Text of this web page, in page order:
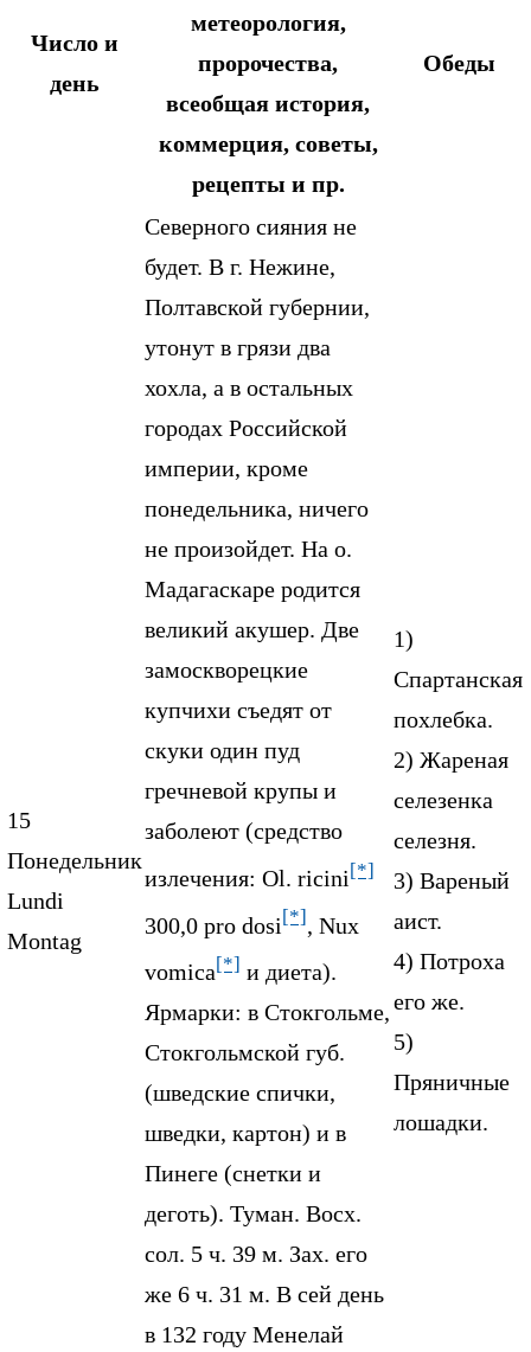
Число и
день
метеорология,
пророчества,
всеобщая история,
коммерция, советы,
рецепты и пр.
Обеды
15
Понедельник
Lundi
Montag
Северного сияния не
будет. В г. Нежине,
Полтавской губернии,
утонут в грязи два
хохла, а в остальных
городах Российской
империи, кроме
понедельника, ничего
не произойдет. На о.
Мадагаскаре родится
великий акушер. Две
замоскворецкие
купчихи съедят от
скуки один пуд
гречневой крупы и
заболеют (средство
излечения: Ol. ricini[*]
300,0 pro dosi [*]
, Nux
vomica[*] и диета).
Ярмарки: в Стокгольме,
Стокгольмской губ.
(шведские спички,
шведки, картон) и в
Пинеге (снетки и
деготь). Туман. Восх.
сол. 5 ч. 39 м. Зах. его
же 6 ч. 31 м. В сей день
в 132 году Менелай
1)
Спартанская
похлебка.
2) Жареная
селезенка
селезня.
3) Вареный
аист.
4) Потроха
его же.
5)
Пряничные
лошадки.